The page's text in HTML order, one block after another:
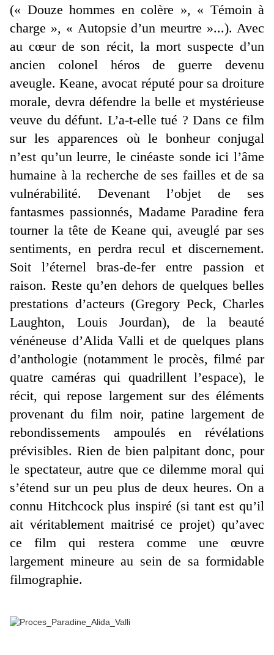
(« Douze hommes en colère », « Témoin à
charge », « Autopsie d’un meurtre »...). Avec
au cœur de son récit, la mort suspecte d’un
ancien colonel héros de guerre devenu
aveugle. Keane, avocat réputé pour sa droiture
morale, devra défendre la belle et mystérieuse
veuve du défunt. L’a-t-elle tué ? Dans ce film
sur les apparences où le bonheur conjugal
n’est qu’un leurre, le cinéaste sonde ici l’âme
humaine à la recherche de ses failles et de sa
vulnérabilité. Devenant l’objet de ses
fantasmes passionnés, Madame Paradine fera
tourner la tête de Keane qui, aveuglé par ses
sentiments, en perdra recul et discernement.
Soit l’éternel bras-de-fer entre passion et
raison. Reste qu’en dehors de quelques belles
prestations d’acteurs (Gregory Peck, Charles
Laughton, Louis Jourdan), de la beauté
vénéneuse d’Alida Valli et de quelques plans
d’anthologie (notamment le procès, filmé par
quatre caméras qui quadrillent l’espace), le
récit, qui repose largement sur des éléments
provenant du film noir, patine largement de
rebondissements ampoulés en révélations
prévisibles. Rien de bien palpitant donc, pour
le spectateur, autre que ce dilemme moral qui
s’étend sur un peu plus de deux heures. On a
connu Hitchcock plus inspiré (si tant est qu’il
ait véritablement maitrisé ce projet) qu’avec
ce film qui restera comme une œuvre
largement mineure au sein de sa formidable
filmographie.